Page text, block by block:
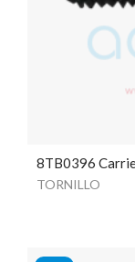
8TB0396
TORNILLO